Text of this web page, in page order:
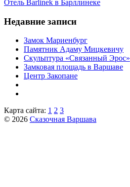
Отель Barlinek в Барллинеке
Недавние записи
Замок Мариенбург
Памятник Адаму Мицкевичу
Скульптура «Связанный Эрос»
Замковая площадь в Варшаве
Центр Закопане
Карта сайта: 1 2 3
© 2026 Сказочная Варшава